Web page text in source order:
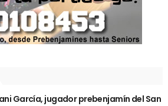
García, jugador prebenjamín del San